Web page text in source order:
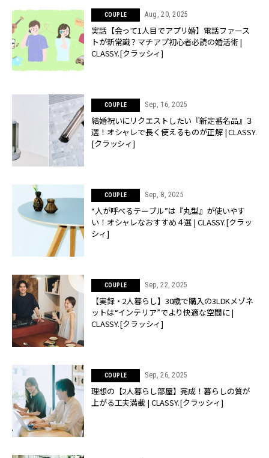
COUPLE Aug, 20, 2025
実話【会って1人目でアプリ婚】電話ファース
トが新常識？マチアプ初心者必読の婚活術 |
CLASSY.[クラッシィ]
COUPLE Sep, 16, 2025
結婚祝いにリクエストしたい『新定番名品』３
選！オシャレで長く使えるものが正解 | CLASSY.
[クラッシィ]
COUPLE Sep, 8, 2025
“人が呼べるテーブル”は『丸型』が使いやす
い！オシャレなおすすめ４選 | CLASSY.[クラッ
シィ]
COUPLE Sep, 22, 2025
【実録・2人暮らし】30歳で購入の3LDKメゾネ
ットは“インテリア”でより快適な空間に |
CLASSY.[クラッシィ]
COUPLE Sep, 26, 2025
理想の【2人暮らし部屋】完成！暮らしの質が
上がる工夫満載 | CLASSY.[クラッシィ]